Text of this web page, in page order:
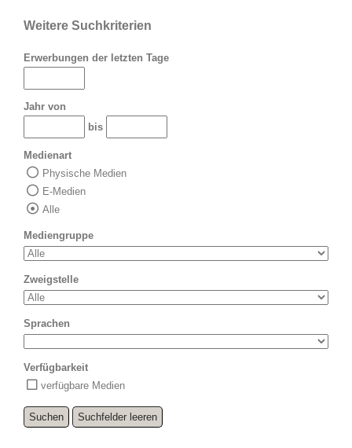
Weitere Suchkriterien
Erwerbungen der letzten Tage
Jahr von
bis
Medienart
Physische Medien
E-Medien
Alle
Mediengruppe
Zweigstelle
Sprachen
Verfügbarkeit
verfügbare Medien